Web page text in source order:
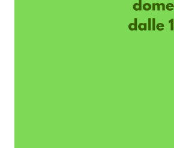
riflette sui mutamenti ecosistemici
contributo di artisti, antropologi e
Meeting Gardens è stata facilitata